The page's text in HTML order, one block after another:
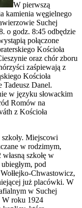
W pierwszą
kamienia węgielnego
Suchej
o godz. 8:45 odbędzie
połączone
Kościoła
oraz chór zboru
zaśpiewają z
Kościoła
Tadeusz Danel.
w języku słowackim
Romów na
áth z Kościoła
Miejscowi
w rodzimym,
szkołę w
pod
Chwastowicz,
już placówki. W
w Suchej
W roku 1924